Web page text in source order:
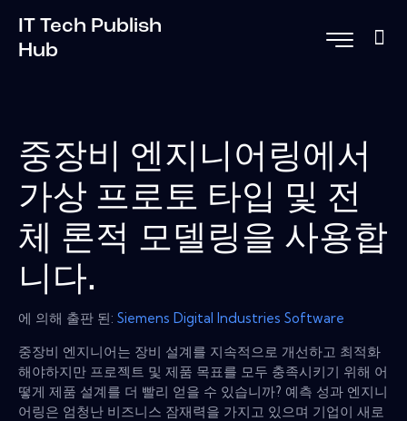
IT Tech Publish
Hub
중장비 엔지니어링에서
가상 프로토 타입 및 전
체 론적 모델링을 사용합
니다.
에 의해 출판 된: Siemens Digital Industries Software
중장비 엔지니어는 장비 설계를 지속적으로 개선하고 최적화
해야하지만 프로젝트 및 제품 목표를 모두 충족시키기 위해 어
떻게 제품 설계를 더 빨리 얻을 수 있습니까? 예측 성과 엔지니
어링은 엄청난 비즈니스 잠재력을 가지고 있으며 기업이 새로